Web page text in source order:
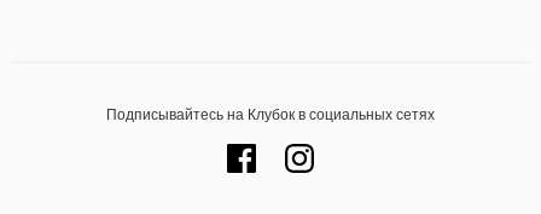
Подписывайтесь на Клубок в социальных сетях